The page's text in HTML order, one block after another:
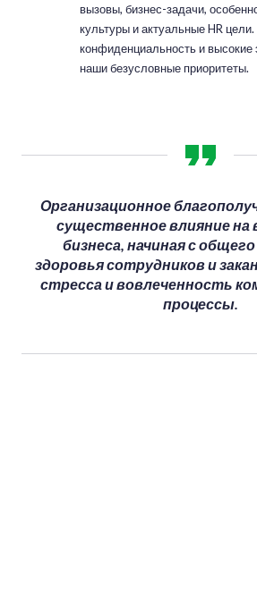
вызовы, бизнес-задачи,
культуры и актуальные HR
конфиденциальность и высокие
наши безусловные приоритеты.
Организационное
существенное влияние на
бизнеса, начиная с
здоровья сотрудников и
стресса и вовлеченность
процессы.